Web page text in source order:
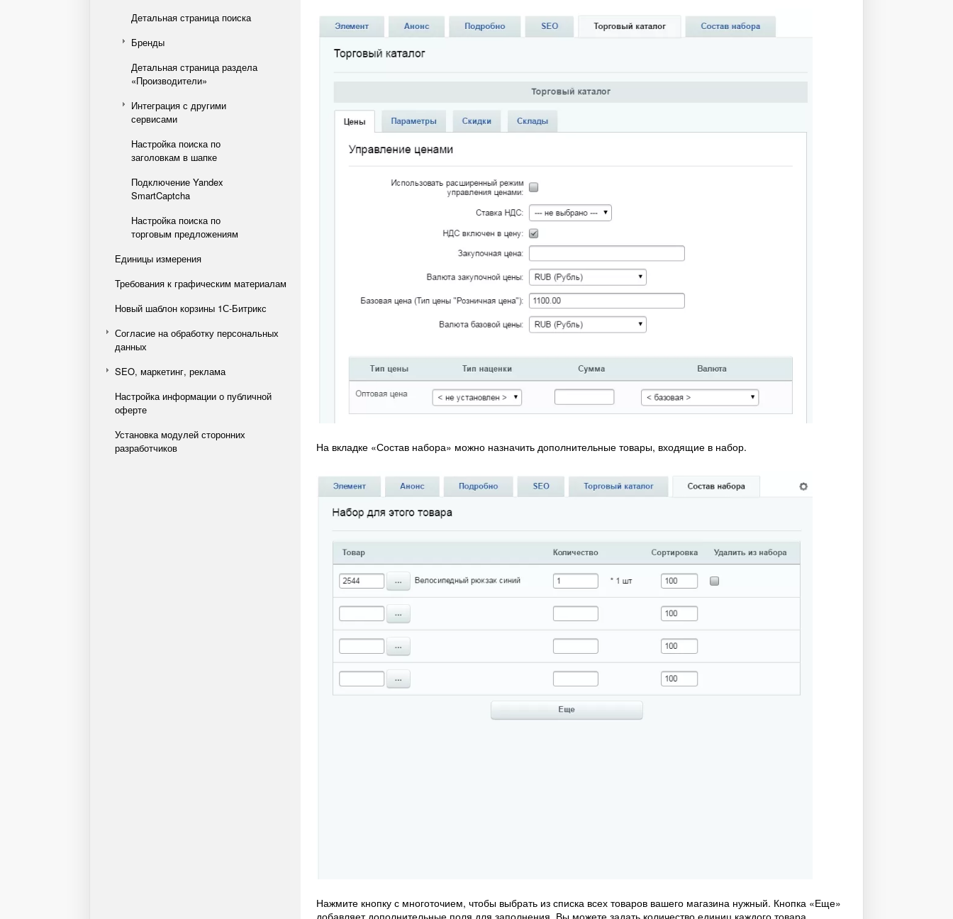
Детальная страница поиска
Бренды
Детальная страница раздела
«Производители»
Интеграция с другими
сервисами
Настройка поиска по
заголовкам в шапке
Подключение Yandex
SmartCaptcha
Настройка поиска по
торговым предложениям
Единицы измерения
Требования к графическим материалам
Новый шаблон корзины 1С-Битрикс
Согласие на обработку персональных
данных
SEO, маркетинг, реклама
Настройка информации о публичной
оферте
Установка модулей сторонних
разработчиков
На вкладке «Состав набора» можно назначить дополнительные товары, входящие в набор.
Нажмите кнопку с многоточием, чтобы выбрать из списка всех товаров вашего магазина нужный. Кнопка «Еще»